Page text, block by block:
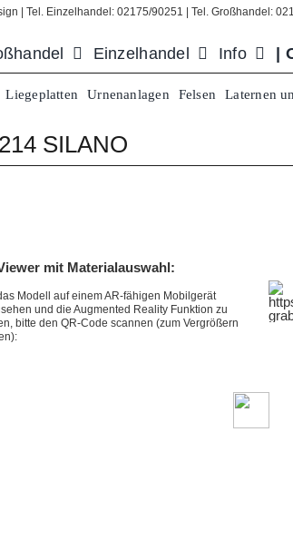
| Tel. Einzelhandel: 02175/90251 | Tel. Großhandel:
Einzelhandel Info |
Liegeplatten Urnenanlagen Felsen Laternen
SILANO
mit Materialauswahl:
Modell auf einemAR-fähigen Mobilgerät
und die Augmented Reality Funktion zu
bitte den QR-Code scannen (zum Vergrößern